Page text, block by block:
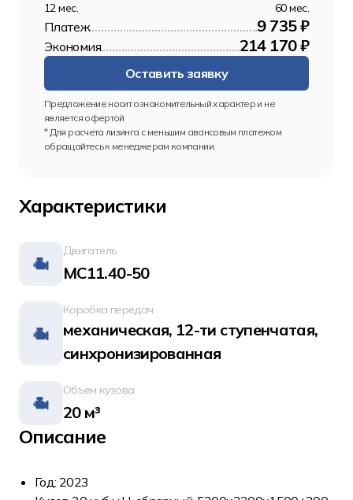
12 мес. 60 мес.
Платеж 9 735 ₽
Экономия 214 170 ₽
Оставить заявку
Предложение носит ознакомительный характер и не
является офертой
* Для расчета лизинга с меньшим авансовым платежом
обращайтесь к менеджерам компании.
Характеристики
Двигатель
MC11.40-50
Коробка передач
механическая, 12-ти ступенчатая,
синхронизированная
Объем кузова
20 м³
Описание
Год: 2023